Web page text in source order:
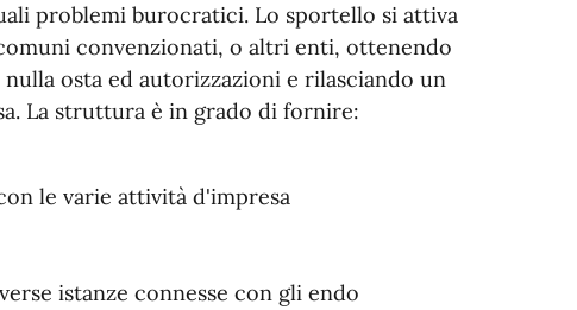
problemi burocratici. Lo sportello si attiva
convenzionati, o altri enti, ottenendo
osta ed autorizzazioni e rilasciando un
La struttura è in grado di fornire:
le varie attività d'impresa
istanze connesse con gli endo